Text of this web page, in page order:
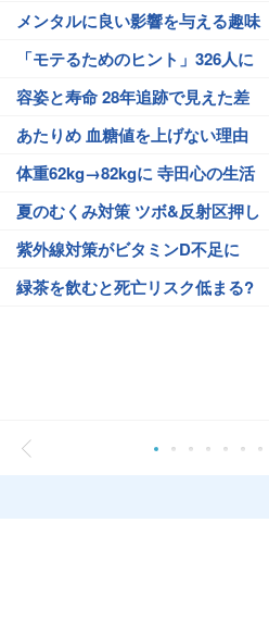
メンタルに良い影響を与える趣味
「モテるためのヒント」326人に
容姿と寿命 28年追跡で見えた差
あたりめ 血糖値を上げない理由
体重62kg→82kgに 寺田心の生活
夏のむくみ対策 ツボ&反射区押し
紫外線対策がビタミンD不足に
緑茶を飲むと死亡リスク低まる?